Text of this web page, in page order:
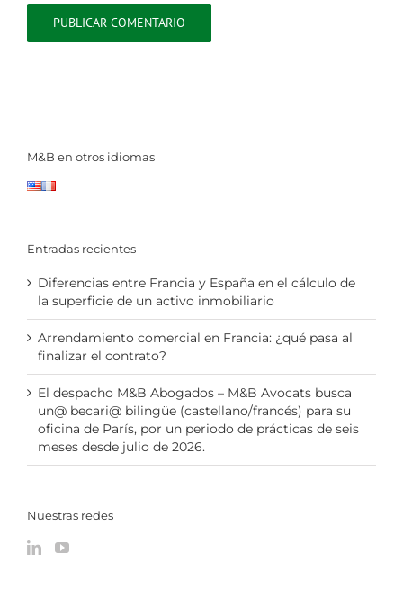
M&B en otros idiomas
Entradas recientes
Diferencias entre Francia y España en el cálculo de
la superficie de un activo inmobiliario
Arrendamiento comercial en Francia: ¿qué pasa al
finalizar el contrato?
El despacho M&B Abogados – M&B Avocats busca
un@ becari@ bilingüe (castellano/francés) para su
oficina de París, por un periodo de prácticas de seis
meses desde julio de 2026.
Nuestras redes